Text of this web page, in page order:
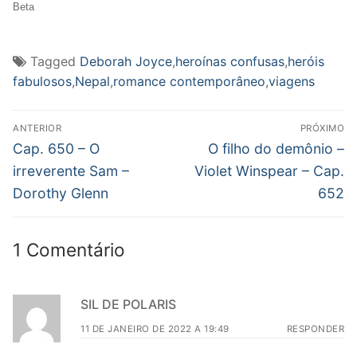
Beta
Tagged Deborah Joyce,heroínas confusas,heróis
fabulosos,Nepal,romance contemporâneo,viagens
Navegação
de
Post
ANTERIOR
Post
anterior:
Cap. 650 – O
irreverente Sam –
Dorothy Glenn
PRÓXIMO
Próximo
post:
O filho do demônio –
Violet Winspear – Cap.
652
1 Comentário
SIL DE POLARIS
11 DE JANEIRO DE 2022 A 19:49 RESPONDER